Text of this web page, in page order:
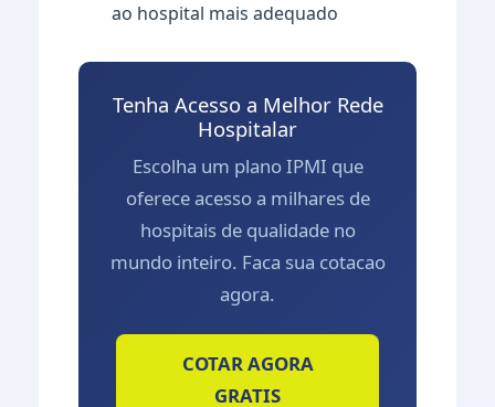
ao hospital mais adequado
Tenha Acesso a Melhor Rede
Hospitalar
Escolha um plano IPMI que
oferece acesso a milhares de
hospitais de qualidade no
mundo inteiro. Faca sua cotacao
agora.
COTAR AGORA
GRATIS